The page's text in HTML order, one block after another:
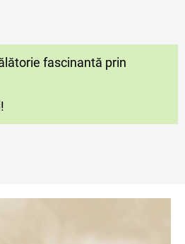
fascinantă prin